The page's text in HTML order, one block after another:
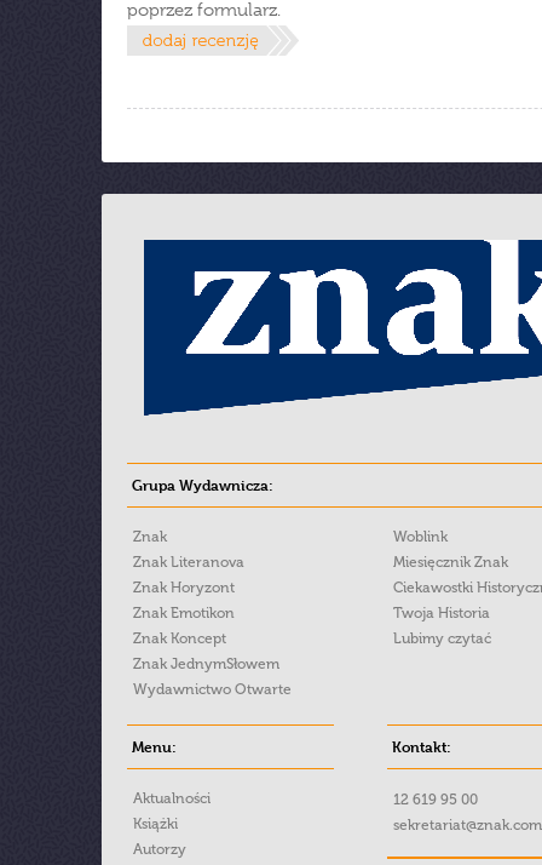
poprzez formularz.
Grupa Wydawnicza:
Znak
Znak Literanova
Znak Horyzont
Znak Emotikon
Znak Koncept
Znak JednymSłowem
Wydawnictwo Otwarte
Woblink
Miesięcznik Znak
Ciekawostki
Twoja Historia
Lubimy czytać
Menu:
Aktualności
Książki
Autorzy
Kontakt:
12 619 95 00